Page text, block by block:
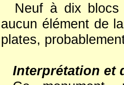
Neuf à dix blocs
aucun élément de
plates,
Interprétation et